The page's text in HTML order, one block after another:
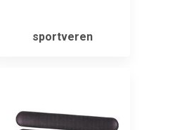
sportveren